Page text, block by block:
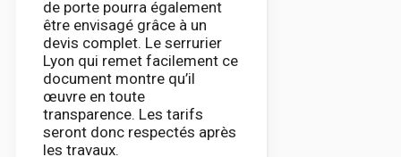
de porte pourra également
être envisagé grâce à un
devis complet. Le serrurier
Lyon qui remet facilement ce
document montre qu’il
œuvre en toute
transparence. Les tarifs
seront donc respectés après
les travaux.